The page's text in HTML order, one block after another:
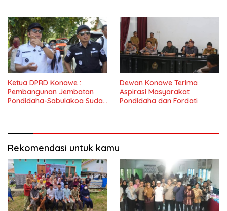
Ketua DPRD Konawe :
Pembangunan Jembatan
Pondidaha-Sabulakoa Sudah
Dewan Konawe Terima
Aspirasi Masyarakat
Pondidaha dan Fordati
Rekomendasi untuk kamu